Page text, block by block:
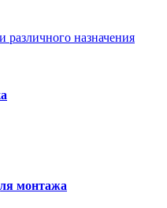
различного назначения
монтажа